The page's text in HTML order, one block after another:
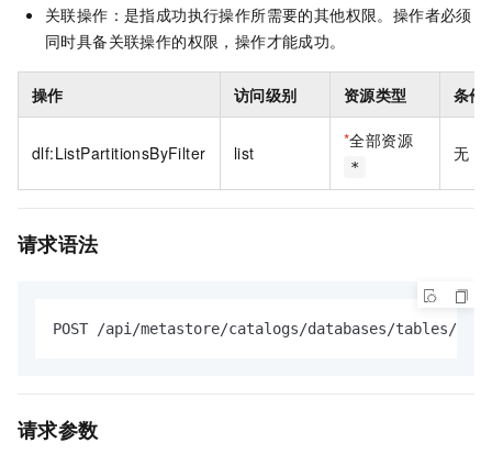
关联操作：是指成功执行操作所需要的其他权限。操作者必须
同时具备关联操作的权限，操作才能成功。
操作 访问级别 资源类型 条件
dlf:ListPartitionsByFilter list
*全部资源
*
无
请求语法
POST /api/metastore/catalogs/databases/tables/
请求参数